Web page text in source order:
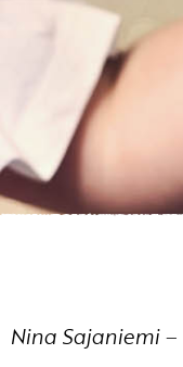
Nina Sajaniemi–